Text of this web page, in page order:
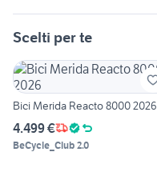
Scelti per te
Bici Merida Reacto 8000 2026
4.499 €
BeCycle_Club 2.0